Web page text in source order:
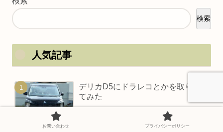
検索
人気記事
デリカD5にドラレコとかを取り付け
てみた
お問い合わせ プライバシーポリシー